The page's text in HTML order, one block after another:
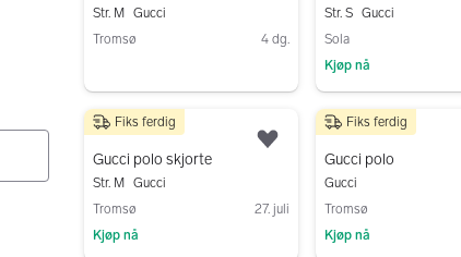
Str. M
Gucci
Tromsø
4 dg.
Str. S Gucci
Sola
Kjøp nå
2 999 kr
Gucci polo skjorte
Str. M
Gucci
Tromsø
27. juli
Kjøp nå
Fiks ferdig
Legg til som favoritt.
2 650 kr
Gucci polo
Gucci
Tromsø
Kjøp nå
Fiks ferdig